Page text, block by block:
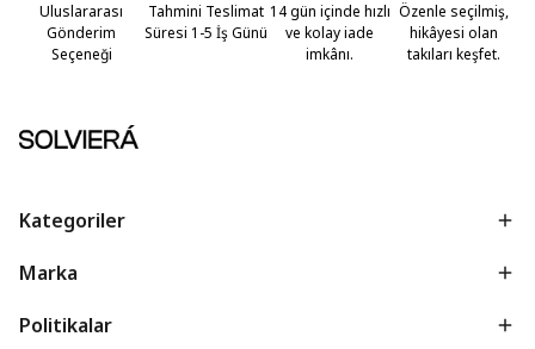
Uluslararası
Gönderim
Seçeneği
Tahmini Teslimat
Süresi 1-5 İş Günü
14 gün içinde hızlı
ve kolay iade
imkânı.
Özenle seçilmiş,
hikâyesi olan
takıları keşfet.
Kategoriler
Marka
Politikalar